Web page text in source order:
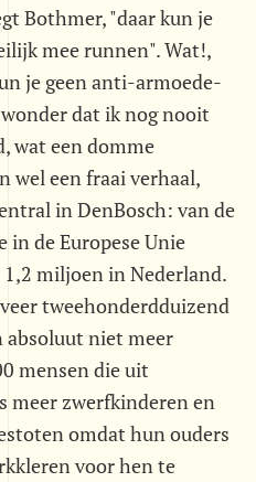
Bothmer, "daar kun je
mee runnen". Wat!,
je geen anti-armoede-
dat ik nog nooit
wat een domme
wel een fraai verhaal,
in DenBosch: van de
de Europese Unie
miljoen in Nederland.
tweehonderdduizend
absoluut niet meer
mensen die uit
meer zwerfkinderen en
omdat hun ouders
voor hen te